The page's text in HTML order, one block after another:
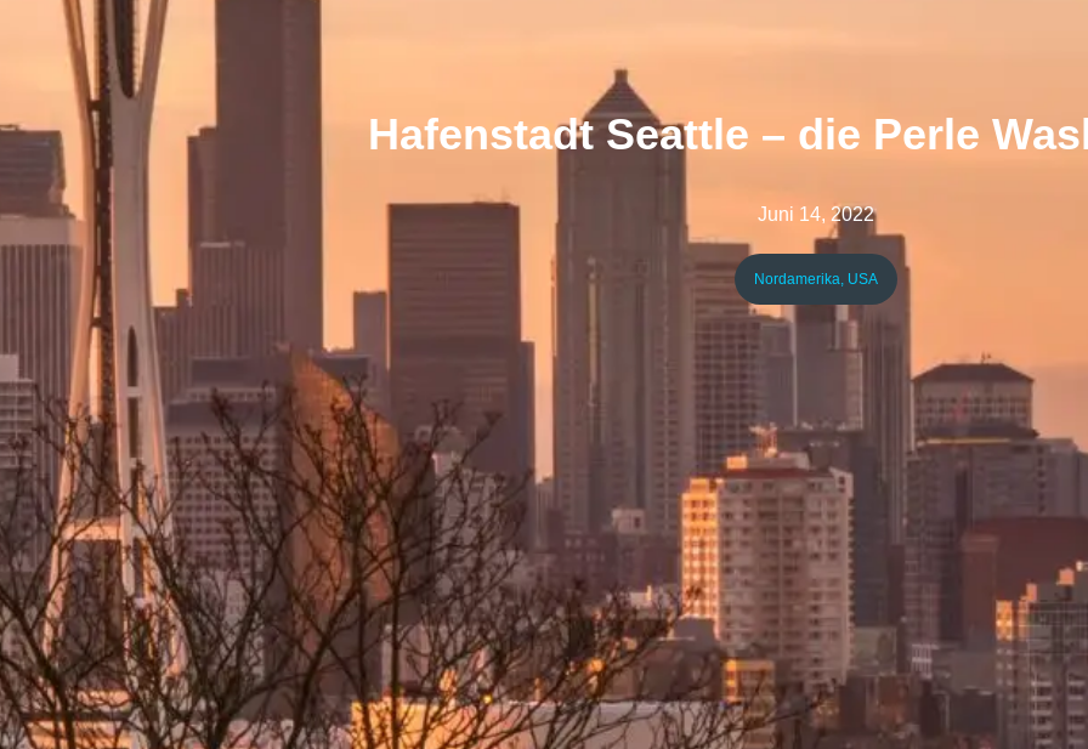
Hafenstadt Seattle – die Perle
Juni 14, 2022
Nordamerika, USA